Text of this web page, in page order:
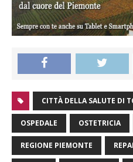
CITTÀ DELLA SALUTE DI
OSPEDALE OSTETRICIA
REGIONE PIEMONTE